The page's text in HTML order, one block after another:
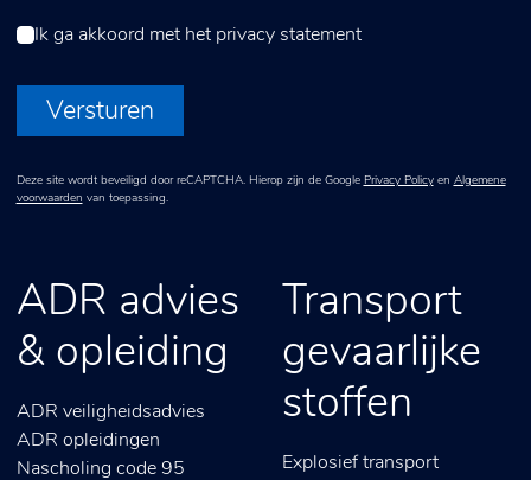
Ik ga akkoord met het privacy statement
Versturen
Deze site wordt beveiligd door reCAPTCHA. Hierop zijn de Google Privacy Policyen Algemene
voorwaarden van toepassing.
ADR advies
& opleiding
ADR veiligheidsadvies
ADR opleidingen
Nascholing code 95
Transport
gevaarlijke
stoffen
Explosief transport